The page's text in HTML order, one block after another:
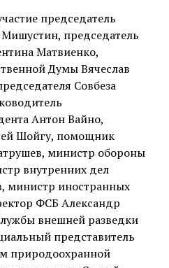
председатель
председатель
Матвиенко,
Думы Вячеслав
Совбеза
Антон Вайно,
Шойгу, помощник
министр обороны
внутренних дел
министр иностранных
ФСБ Александр
внешней разведки
представитель
природоохранной